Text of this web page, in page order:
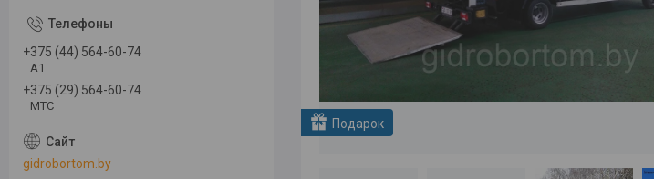
Подарок
+375 (44) 564-60-74
А1
+375 (29) 564-60-74
МТС
gidrobortom.by